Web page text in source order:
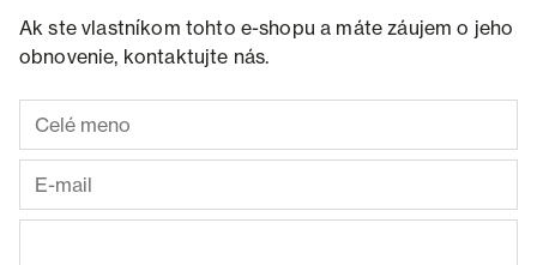
Ak ste vlastníkom tohto e-shopu a máte záujem o jeho
obnovenie, kontaktujte nás.